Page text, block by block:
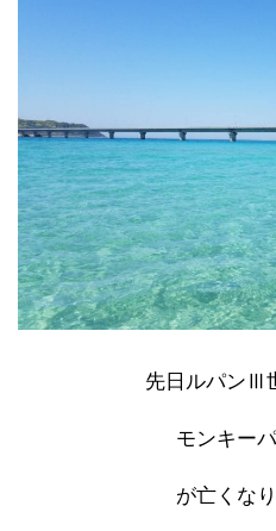
先日ルパンⅢ
モンキー
が亡くな